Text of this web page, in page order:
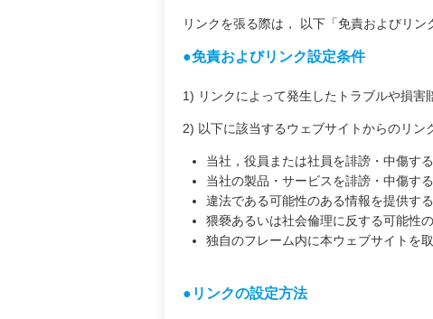
リンクを張る際は， 以下「免責およびリ
●免責およびリンク設定条件
1) リンクによって発生したトラブルや損害
2) 以下に該当するウェブサイトからのリン
当社，役員または社員を誹謗・中傷す
当社の製品・サービスを誹謗・中傷す
違法である可能性のある情報を提供す
猥褻あるいは社会倫理に反する可能性
独自のフレーム内に本ウェブサイトを
●リンクの設定方法